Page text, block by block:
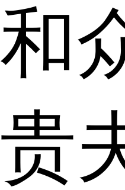
和
贵